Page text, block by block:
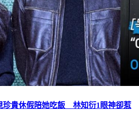
珍貴休假陪她吃飯 林知衍1眼神卻惹